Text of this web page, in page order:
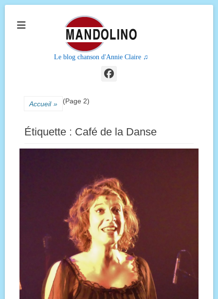
Le blog chanson d'Annie Claire ♫
Facebook
Accueil » (Page 2)
Étiquette : Café de la Danse